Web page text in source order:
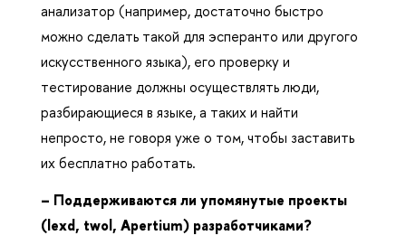
анализатор (например, достаточно быстро
можно сделать такой для эсперанто или другого
искусственного языка), его проверку и
тестирование должны осуществлять люди,
разбирающиеся в языке, а таких и найти
непросто, не говоря уже о том, чтобы заставить
их бесплатно работать.
– Поддерживаются ли упомянутые проекты
(lexd, twol, Apertium) разработчиками?